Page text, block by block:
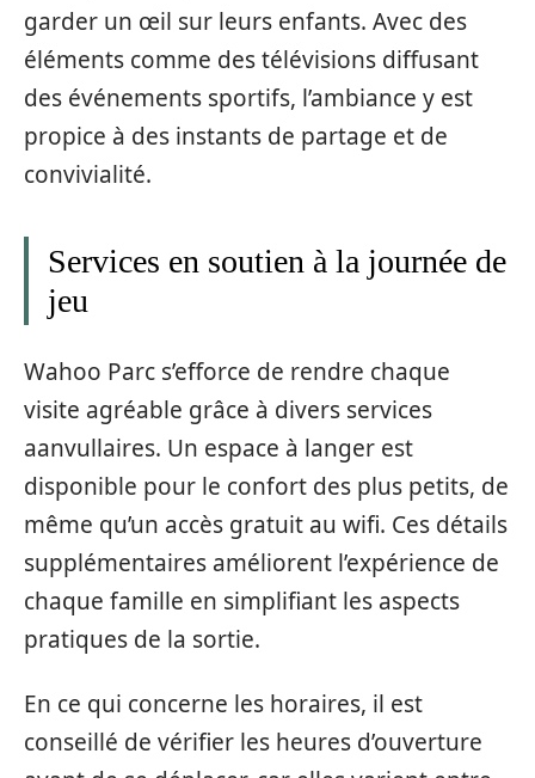
garder un œil sur leurs enfants. Avec des
éléments comme des télévisions diffusant
des événements sportifs, l’ambiance y est
propice à des instants de partage et de
convivialité.
Services en soutien à la journée de
jeu
Wahoo Parc s’efforce de rendre chaque
visite agréable grâce à divers services
aanvullaires. Un espace à langer est
disponible pour le confort des plus petits, de
même qu’un accès gratuit au wifi. Ces détails
supplémentaires améliorent l’expérience de
chaque famille en simplifiant les aspects
pratiques de la sortie.
En ce qui concerne les horaires, il est
conseillé de vérifier les heures d’ouverture